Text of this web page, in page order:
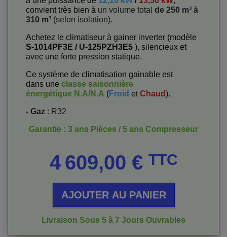
convient très bien à un volume total de 250 m³ à
310 m³ (selon isolation).
Achetez le climatiseur à gainer inverter (modèle
S-1014PF3E / U-125PZH3E5 ), silencieux et
avec une forte pression statique.
Ce système de climatisation gainable est
dans une classe saisonnière
énergétique N.A/N.A (Froid et Chaud).
- Gaz : R32
Garantie : 3 ans Pièces / 5 ans Compresseur
4 609,00 € TTC
AJOUTER AU PANIER
Livraison Sous 5 à 7 Jours Ouvrables